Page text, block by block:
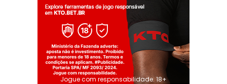
Jogue com responsabilidade. 18+